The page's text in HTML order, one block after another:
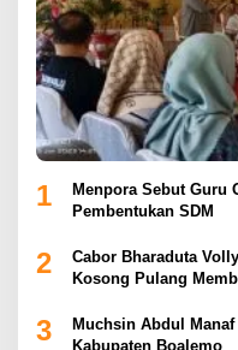
1
Menpora Sebut Guru
Pembentukan SDM
2
Cabor Bharaduta
Kosong Pulang
3
Muchsin Abdul
Kabupaten Boalemo